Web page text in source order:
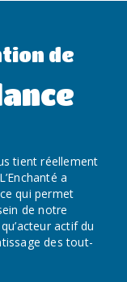
de
tient réellement
a
qui permet
de notre
actif du
des tout-